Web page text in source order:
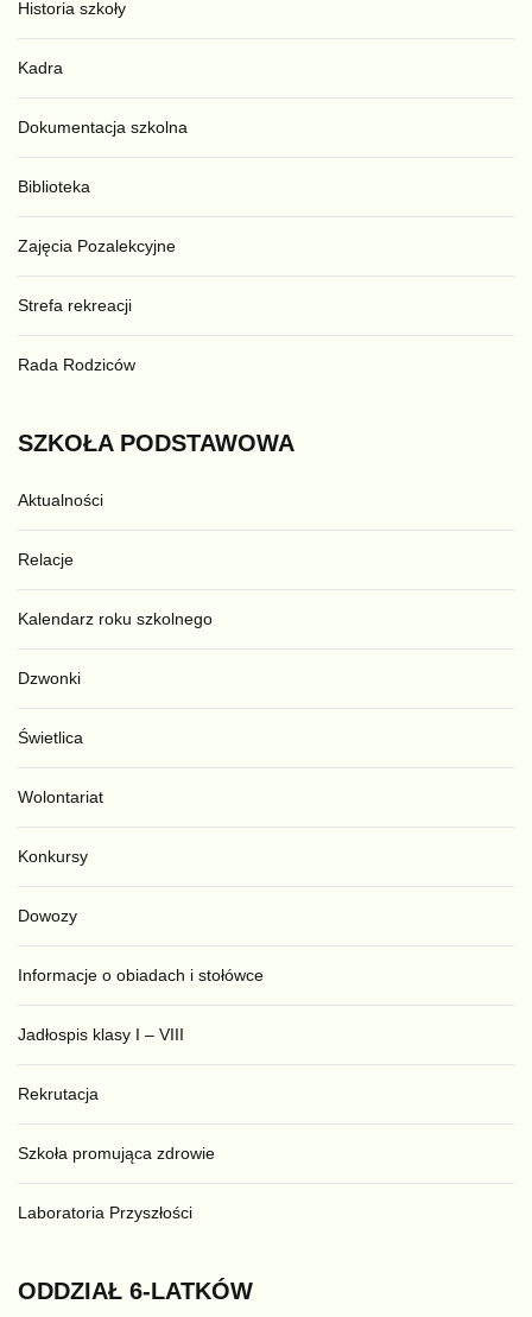
Historia szkoły
Kadra
Dokumentacja szkolna
Biblioteka
Zajęcia Pozalekcyjne
Strefa rekreacji
Rada Rodziców
SZKOŁA PODSTAWOWA
Aktualności
Relacje
Kalendarz roku szkolnego
Dzwonki
Świetlica
Wolontariat
Konkursy
Dowozy
Informacje o obiadach i stołówce
Jadłospis klasy I – VIII
Rekrutacja
Szkoła promująca zdrowie
Laboratoria Przyszłości
ODDZIAŁ 6-LATKÓW